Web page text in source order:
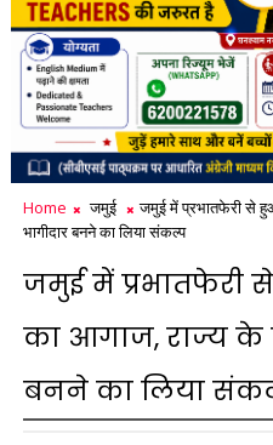
Home जमुई
जमुई में प्रभातफेरी से
भागीदार बनने का लिया संकल्प
जमुई में प्रभातफेरी
का आगाज, राज्य के
बनने का लिया